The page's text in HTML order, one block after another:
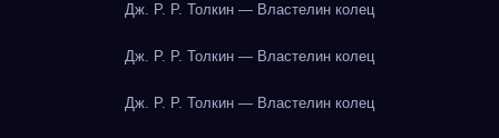
Дж. Р. Р. Толкин — Властелин колец
Дж. Р. Р. Толкин — Властелин колец
Дж. Р. Р. Толкин — Властелин колец